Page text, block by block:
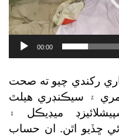
00:00
رکندي چيو ته صحت
۽ سيڪنڊري هيلٿ
ميڊيڪل ۽
ڇڏيو اٿن. ان حساب